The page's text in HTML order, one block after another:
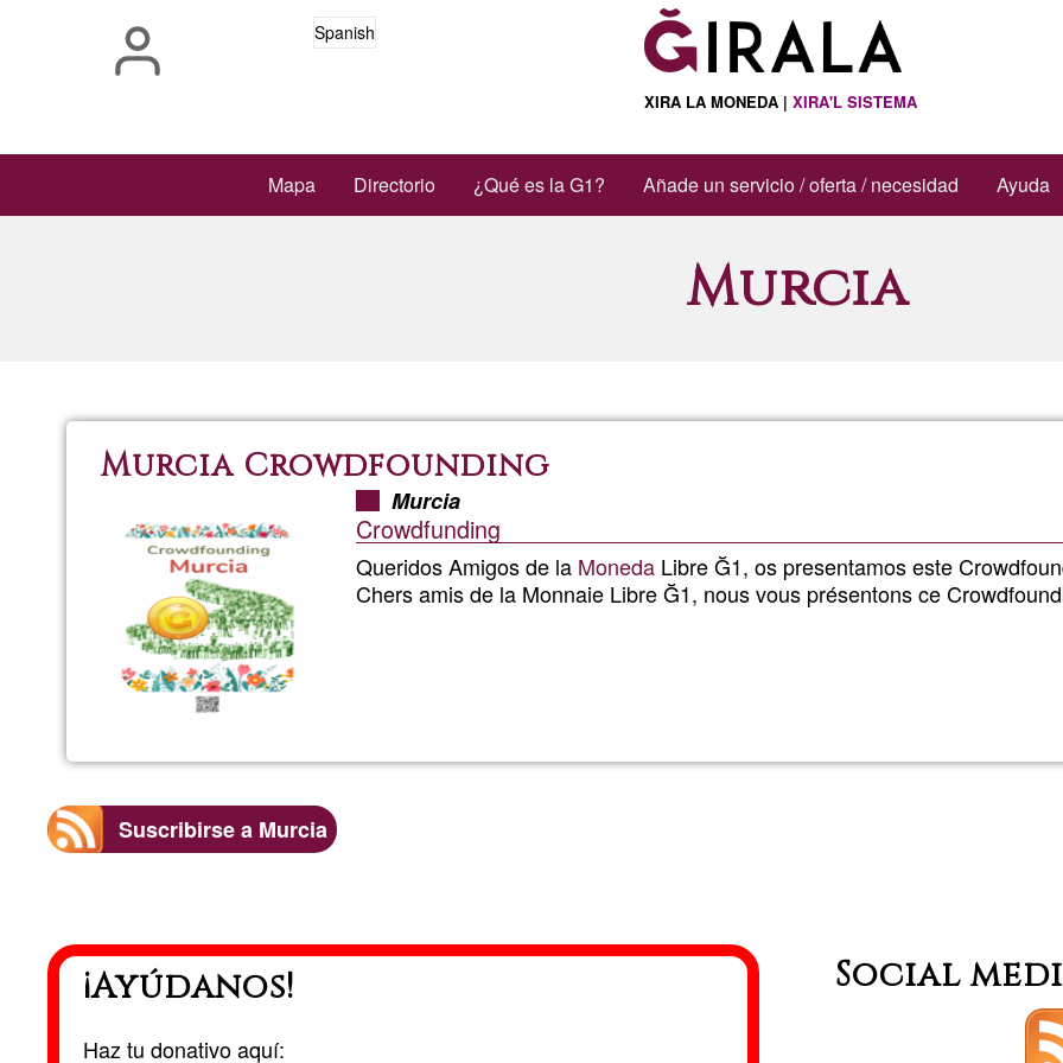
Spanish
XIRA LA MONEDA | XIRA'L SISTEMA
Mapa Directorio ¿Qué es la G1? Añade un servicio / oferta / necesidad Ayuda
Murcia
Murcia Crowdfounding
Murcia
Crowdfunding
Queridos Amigos de la Moneda Libre Ğ1, os presentamos este
Chers amis de la Monnaie Libre Ğ1, nous vous présentons ce
Suscribirse a Murcia
¡Ayúdanos!
Haz tu donativo aquí:
Social